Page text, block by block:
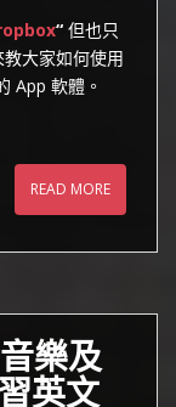
“ 但也只
大家如何使用
App 軟體。
READ MORE
樂及
英文